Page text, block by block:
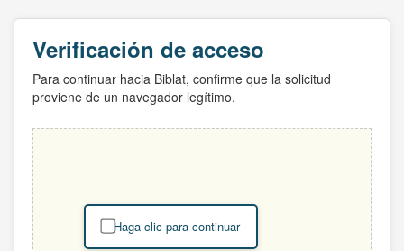
Verificación de acceso
Para continuar hacia Biblat, confirme que la solicitud
proviene de un navegador legítimo.
Haga clic para continuar